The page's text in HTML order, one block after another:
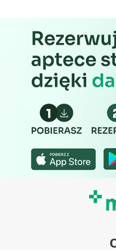
Wykorzystywanie
wyboru treści
Funkcje specjalne IAB:
Użycie dokładnych
geolokalizacyjnych
Identyfikowanie
aktywnie żądanych
Niezbędne